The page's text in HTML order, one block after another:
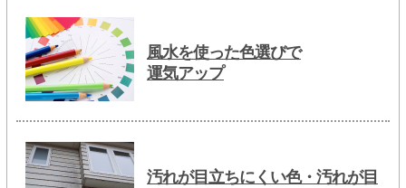
風水を使った色選びで
運気アップ
汚れが目立ちにくい色・汚れが目